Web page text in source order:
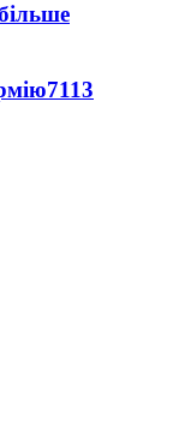
7113